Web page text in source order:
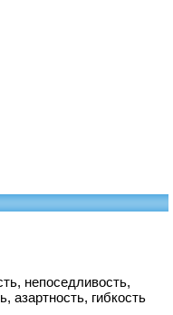
непоседливость,
азартность, гибкость